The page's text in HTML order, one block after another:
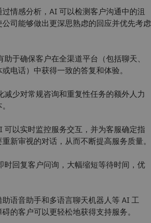
过情感分析，AI 可以检测客户沟通中的沮
司能够做出更深思熟虑的回应并优先考虑
助于确保客户在全渠道平台（包括聊天、
电话）中获得一致的答复和体验。
减少对常规咨询和重复性任务的额外人力
可以实时监控服务交互，并为客服确定指
新审视的对话，从而不断提高服务质量。
时回复客户问询，大幅缩短等待时间，优
助语音助手和多语言聊天机器人等 AI 工
的客户可以更轻松地获得支持服务。